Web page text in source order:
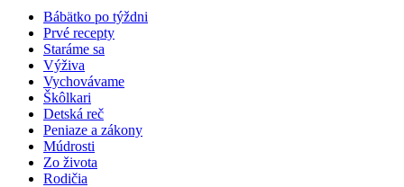
Bábätko po týždni
Prvé recepty
Staráme sa
Výživa
Vychovávame
Škôlkari
Detská reč
Peniaze a zákony
Múdrosti
Zo života
Rodičia